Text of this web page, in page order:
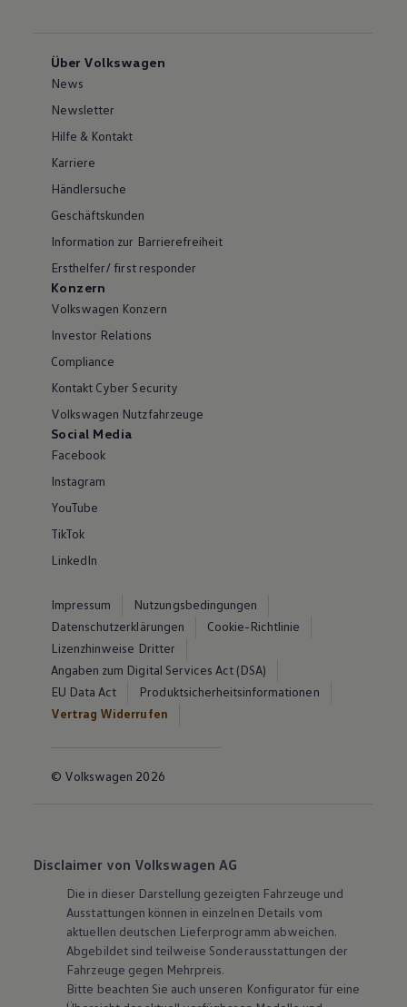
Über Volkswagen
News
Newsletter
Hilfe & Kontakt
Karriere
Händlersuche
Geschäftskunden
Information zur Barrierefreiheit
Ersthelfer/ first responder
Konzern
Volkswagen Konzern
Investor Relations
Compliance
Kontakt Cyber Security
Volkswagen Nutzfahrzeuge
Social Media
Facebook
Instagram
YouTube
TikTok
LinkedIn
Impressum
Nutzungsbedingungen
Datenschutzerklärungen
Cookie-Richtlinie
Lizenzhinweise Dritter
Angaben zum Digital Services Act (DSA)
EU Data Act
Produktsicherheitsinformationen
Vertrag Widerrufen
© Volkswagen 2026
Disclaimer von Volkswagen AG
Die in dieser Darstellung gezeigten Fahrzeuge und
Ausstattungen können in einzelnen Details vom
aktuellen deutschen Lieferprogramm abweichen.
Abgebildet sind teilweise Sonderausstattungen der
Fahrzeuge gegen Mehrpreis.
Bitte beachten Sie auch unseren Konfigurator für eine